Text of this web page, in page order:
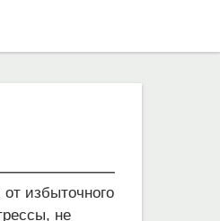
избыточного
не